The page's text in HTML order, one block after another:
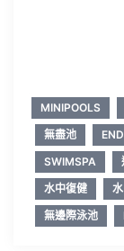
MINIPOOLS
無盡池
SWIMSPA
水中復健
無邊際泳池